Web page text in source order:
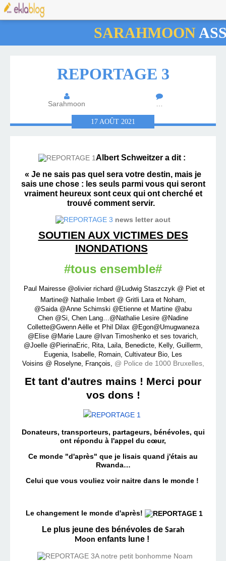
SARAHMOON
REPORTAGE 3
Sarahmoon …
17 AOÛT 2021
Albert Schweitzer a dit :
« Je ne sais pas quel sera votre destin, mais je
sais une chose : les seuls parmivous qui seront
vraiment heureux sont ceux qui ont cherché et
trouvé comment servir.
news letter aout
SOUTIEN AUX VICTIMES DES
INONDATIONS
#tous ensemble#
Paul Mairesse @olivier richard @Ludwig Staszczyk@ Piet et
Martine@ Nathalie Imbert @ Gritli Lara et Noham,
@Saida @Anne Schimski @Etienne et Martine @abu
Chen @Si, Chen Lang…@Nathalie Lesire @Nadine
Collette@Gwenn Aëlle et Phil Dilax @Egon@Umugwaneza
@Elise @Marie Laure @Ivan Timoshenko et ses tovarich,
@Joelle @PierinaEric, Rita, Laila, Benedicte, Kelly, Guillerm,
Eugenia, Isabelle, Romain, Cultivateur Bio, Les
Voisins @ Roselyne, François, @ Police de 1000 Bruxelles,
Et tant d'autres mains ! Merci pour
vos dons !
Donateurs, transporteurs, partageurs, bénévoles, qui
ont répondu à l'appel du cœur,
Ce monde "d'après" que je lisais quand j'étais au
Rwanda…
Celui quevous vouliez voir naitre dans le monde !
Le changement le monde d'après!
Le plus jeune des bénévoles de Sarah
Moon enfants lune !
A notre petit bonhomme Noam